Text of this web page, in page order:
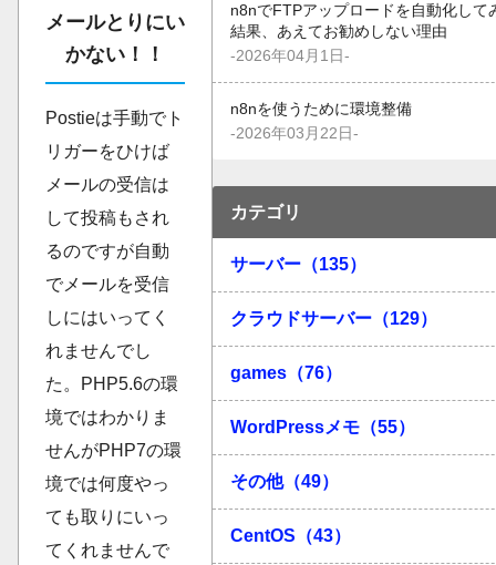
メールとりにい
かない！！
Postieは手動でト
リガーをひけば
メールの受信は
して投稿もされ
るのですが自動
でメールを受信
しにはいってく
れませんでし
た。PHP5.6の環
境ではわかりま
せんがPHP7の環
境では何度やっ
ても取りにいっ
てくれませんで
n8nでFTPアップロードを自動化して
結果、あえてお勧めしない理由
-2026年04月1日-
n8nを使うために環境整備
-2026年03月22日-
カテゴリ
サーバー（135）
クラウドサーバー（129）
games（76）
WordPressメモ（55）
その他（49）
CentOS（43）